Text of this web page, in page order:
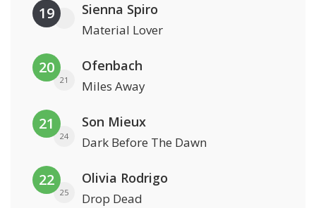
19 Sienna Spiro
Material Lover
20
21
Ofenbach
Miles Away
21
24
Son Mieux
Dark Before The Dawn
22
25
Olivia Rodrigo
Drop Dead